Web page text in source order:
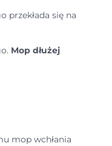
przekłada się na
Mop dłużej
mop wchłania